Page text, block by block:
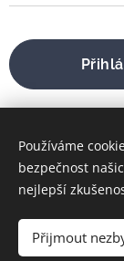
Používáme
bezpečnost
nejlepší
Přijmout